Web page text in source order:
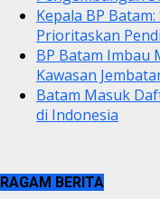
Kepala BP
Prioritaskan
BP Batam Imbau
Kawasan
Batam Masuk
di Indonesia
RAGAM BERITA